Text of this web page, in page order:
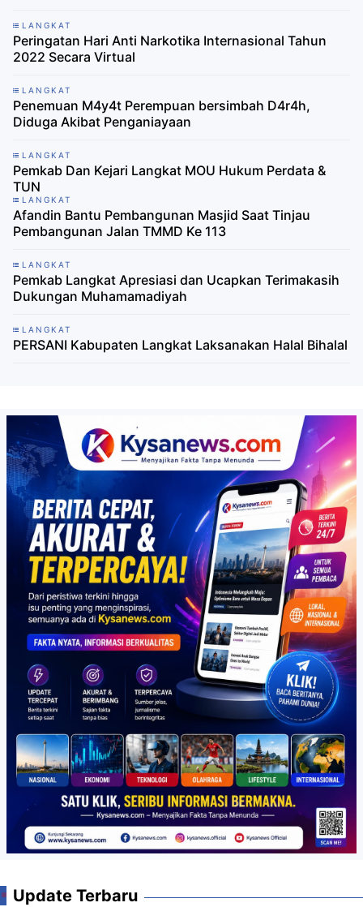
LANGKAT
Peringatan Hari Anti Narkotika Internasional Tahun
2022 Secara Virtual
LANGKAT
Penemuan M4y4t Perempuan bersimbah D4r4h,
Diduga Akibat Penganiayaan
LANGKAT
Pemkab Dan Kejari Langkat MOU Hukum Perdata &
TUN
LANGKAT
Afandin Bantu Pembangunan Masjid Saat Tinjau
Pembangunan Jalan TMMD Ke 113
LANGKAT
Pemkab Langkat Apresiasi dan Ucapkan Terimakasih
Dukungan Muhamamadiyah
LANGKAT
PERSANI Kabupaten Langkat Laksanakan Halal Bihalal
Update Terbaru